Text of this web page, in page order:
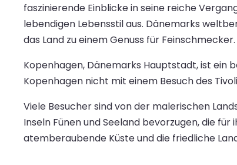
faszinierende Einblicke in seine reiche
lebendigen Lebensstil aus. Dänemarks
das Land zu einem Genuss für Feinschmecker.
Kopenhagen, Dänemarks Hauptstadt, ist ein
Kopenhagen nicht mit einem Besuch des
Viele Besucher sind von der malerischen
Inseln Fünen und Seeland bevorzugen, die
atemberaubende Küste und die friedliche